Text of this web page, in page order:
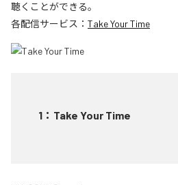
聴くことができる。
各配信サービス： Take Your Time
1 ： Take Your Time